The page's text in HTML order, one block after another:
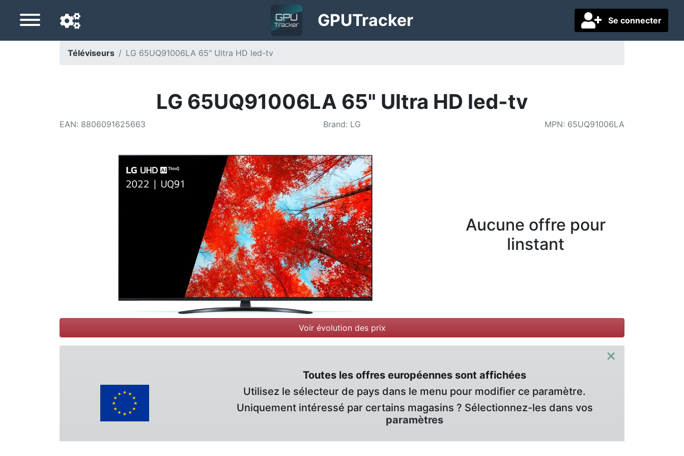
Se connecter
GPUTracker
Téléviseurs LG 65UQ91006LA 65" Ultra HD led-tv
LG 65UQ91006LA 65" Ultra HD led-tv
EAN: 8806091625663 Brand: LG MPN: 65UQ91006LA
Aucune offre pour
linstant
Voir évolution des prix
×
Toutes les offres européennes sont affichées
Utilisez le sélecteur de pays dans le menu pour modifier ce paramètre.
Uniquement intéressé par certains magasins ? Sélectionnez-les dans vos
paramètres